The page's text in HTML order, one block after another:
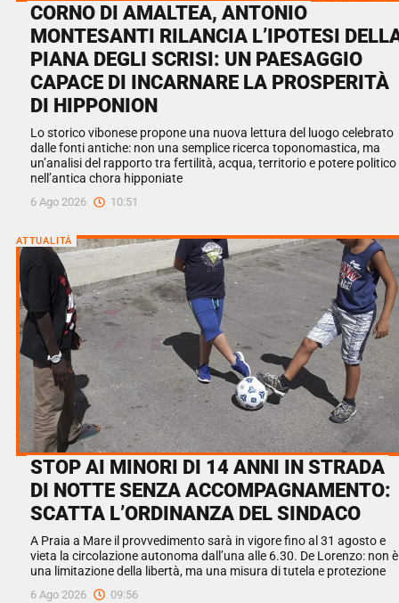
CORNO DI AMALTEA, ANTONIO
MONTESANTI RILANCIA L’IPOTESI
PIANA DEGLI SCRISI: UN PAESAGGIO
CAPACE DI INCARNARE LA PROSPERITÀ
DI HIPPONION
Lo storico vibonese propone una nuova lettura del luogo celebrato
dalle fonti antiche: non una semplice ricerca toponomastica, ma
un’analisi del rapporto tra fertilità, acqua, territorio e potere politico
nell’antica chora hipponiate
6 Ago 2026 10:51
ATTUALITÀ
STOP AI MINORI DI 14 ANNI IN STRADA
DI NOTTE SENZA ACCOMPAGNAMENTO:
SCATTA L’ORDINANZA DEL SINDACO
A Praia a Mare il provvedimento sarà in vigore fino al 31 agosto e
vieta la circolazione autonoma dall’una alle 6.30. De Lorenzo: non è
una limitazione della libertà, ma una misura di tutela e protezione
6 Ago 2026 09:56